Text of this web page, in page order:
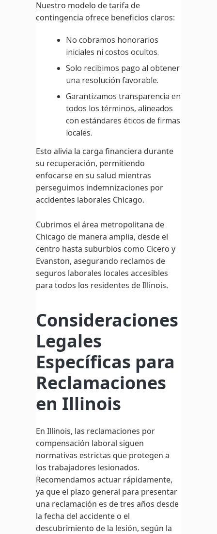
Nuestro modelo de tarifa de
contingencia ofrece beneficios claros:
No cobramos honorarios
iniciales ni costos ocultos.
Solo recibimos pago al obtener
una resolución favorable.
Garantizamos transparencia en
todos los términos, alineados
con estándares éticos de firmas
locales.
Esto alivia la carga financiera durante
su recuperación, permitiendo
enfocarse en su salud mientras
perseguimos indemnizaciones por
accidentes laborales Chicago.
Cubrimos el área metropolitana de
Chicago de manera amplia, desde el
centro hasta suburbios como Cicero y
Evanston, asegurando reclamos de
seguros laborales locales accesibles
para todos los residentes de Illinois.
Consideraciones
Legales
Específicas para
Reclamaciones
en Illinois
En Illinois, las reclamaciones por
compensación laboral siguen
normativas estrictas que protegen a
los trabajadores lesionados.
Recomendamos actuar rápidamente,
ya que el plazo general para presentar
una reclamación es de tres años desde
la fecha del accidente o el
descubrimiento de la lesión, según la